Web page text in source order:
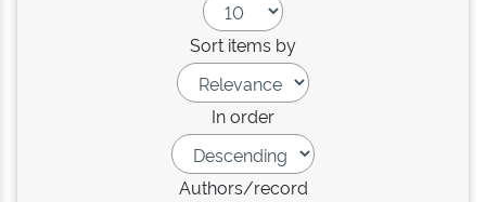
Sort items by
In order
Authors/record